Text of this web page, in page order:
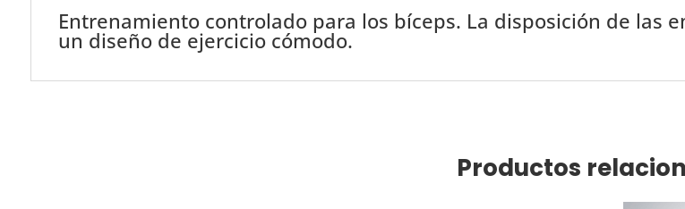
Entrenamiento controlado para los bíceps. La disposición de las
un diseño de ejercicio cómodo.
Productos